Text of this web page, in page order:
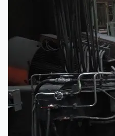
Company
Certifications
連絡先